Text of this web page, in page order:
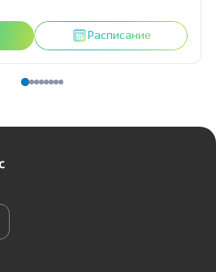
Расписание